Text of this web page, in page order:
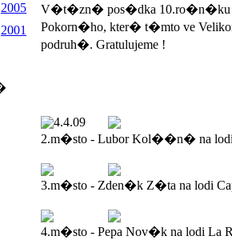
2005
2001
V�t�zn� pos�dka 10.ro�n�ku
Pokorn�ho, kter� t�mto ve
podruh�. Gratulujeme !
4.4.09
2.m�sto - Lubor Kol��n� na
3.m�sto - Zden�k Z�ta na lodi
4.m�sto - Pepa Nov�k na lodi La